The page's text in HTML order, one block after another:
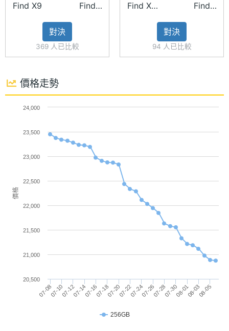
OPPO Find X9s 功能特色
◎ 6.59 吋 2,760 x 1,256pixels 解析度 AMOLED 螢
◎ 12GB RAM + 256GB ROM
◎ 前置 3,200 萬畫素鏡頭
◎ 後置 5,000 萬畫素主鏡頭 + 5,000 萬畫素超廣角鏡
頭 + 5,000 萬畫素長焦鏡頭
◎ Wi-Fi 7、藍牙 6.1、NFC、紅外線遙控
◎ 3D 超音波指紋辨識、濕手操作
◎ 採用 USB Type-C 規格，支援 80W SUPERVOOC
有線快充
6.59 inch
主螢幕
解析度
2760x1256 pixels
主螢幕
主螢幕
主螢幕
最大亮
Gorilla Glass 7i
Find X9
Find
對決
369 人已比較
Find X9
Find
對決
94 人已比較
價格走勢
價格
256GB
07-0807-1007-1207-1407-1607-1807-2007-2207-2407-2607-2807-3008-0108-0308-05
20,500
21,000
21,500
22,000
22,500
23,000
23,500
24,000